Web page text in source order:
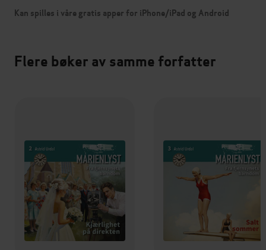
Kan spilles i våre gratis apper for iPhone/iPad og Android
Flere bøker av samme forfatter